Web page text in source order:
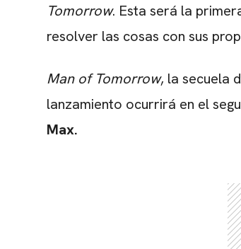
Tomorrow. Esta será la
resolver las cosas con sus
Man of Tomorrow, la secuela
lanzamiento ocurrirá en el
Max.